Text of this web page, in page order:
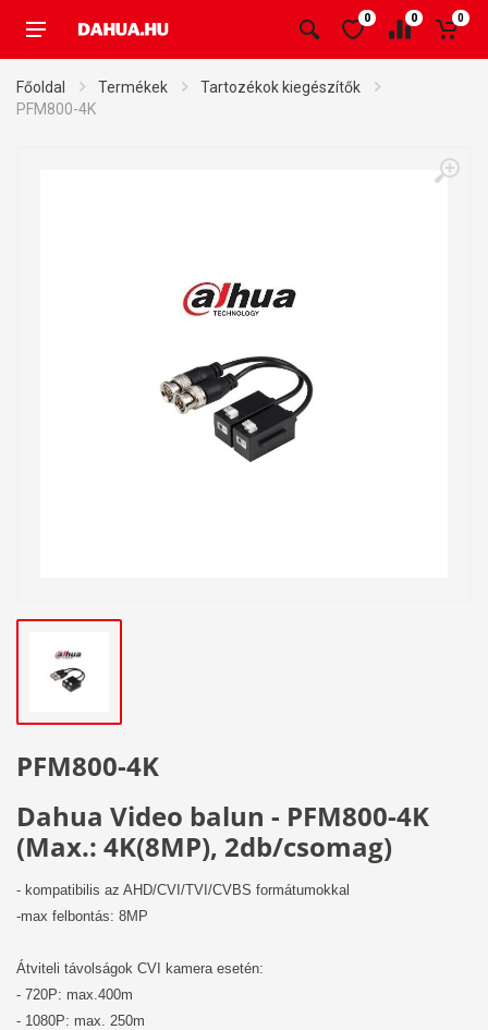
0 0 0
Főoldal Termékek
Tartozékok kiegészítők
PFM800-4K
PFM800-4K
Dahua Video balun - PFM800-4K
(Max.: 4K(8MP), 2db/csomag)
- kompatibilis az AHD/CVI/TVI/CVBS formátumokkal
-max felbontás: 8MP
Átviteli távolságok CVI kamera esetén:
- 720P: max.400m
- 1080P: max. 250m